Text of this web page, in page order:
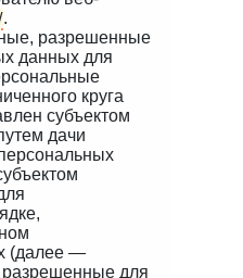
.
разрешенные
данных для
круга
субъектом
дачи
(далее —
для